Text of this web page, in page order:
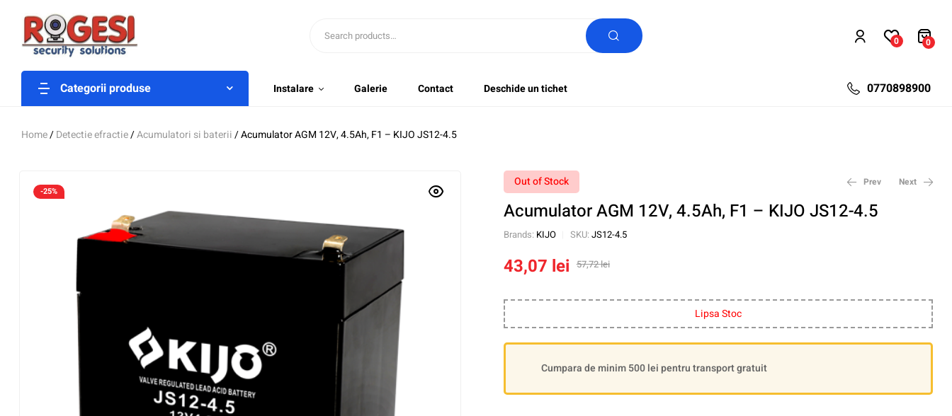
0 0
Categorii produse Instalare Galerie Contact Deschide un tichet 0770898900
Home/Detectie efractie/Acumulatori si baterii/ Acumulator AGM 12V, 4.5Ah, F1 – KIJO JS12-4.5
-25%
Out of Stock Prev Next
Acumulator AGM 12V, 4.5Ah, F1 – KIJO JS12-4.5
Brands: KIJO SKU: JS12-4.5
57,72lei
43,07 lei
Lipsa Stoc
Cumpara de minim 500 lei pentru transport gratuit